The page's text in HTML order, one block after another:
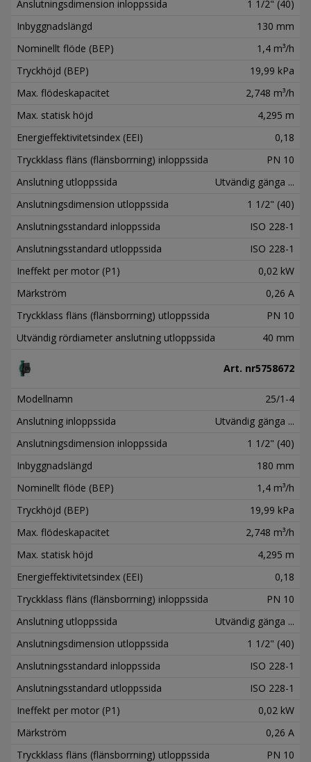
Anslutningsdimension inloppssida
1 1/2" (40)
Inbyggnadslängd
130 mm
Nominellt flöde (BEP)
1,4 m³/h
Tryckhöjd (BEP)
19,99 kPa
Max. flödeskapacitet
2,748 m³/h
Max. statisk höjd
4,295 m
Energieffektivitetsindex (EEI)
0,18
Tryckklass fläns (flänsborrning) inloppssida
PN 10
Anslutning utloppssida
Utvändig gänga ...
Anslutningsdimension utloppssida
1 1/2" (40)
Anslutningsstandard inloppssida
ISO 228-1
Anslutningsstandard utloppssida
ISO 228-1
Ineffekt per motor (P1)
0,02 kW
Märkström
0,26 A
Tryckklass fläns (flänsborrning) utloppssida
PN 10
Utvändig rördiameter anslutning utloppssida
40 mm
Art. nr5758672
Modellnamn
25/1-4
Anslutning inloppssida
Utvändig gänga ...
Anslutningsdimension inloppssida
1 1/2" (40)
Inbyggnadslängd
180 mm
Nominellt flöde (BEP)
1,4 m³/h
Tryckhöjd (BEP)
19,99 kPa
Max. flödeskapacitet
2,748 m³/h
Max. statisk höjd
4,295 m
Energieffektivitetsindex (EEI)
0,18
Tryckklass fläns (flänsborrning) inloppssida
PN 10
Anslutning utloppssida
Utvändig gänga ...
Anslutningsdimension utloppssida
1 1/2" (40)
Anslutningsstandard inloppssida
ISO 228-1
Anslutningsstandard utloppssida
ISO 228-1
Ineffekt per motor (P1)
0,02 kW
Märkström
0,26 A
Tryckklass fläns (flänsborrning) utloppssida
PN 10